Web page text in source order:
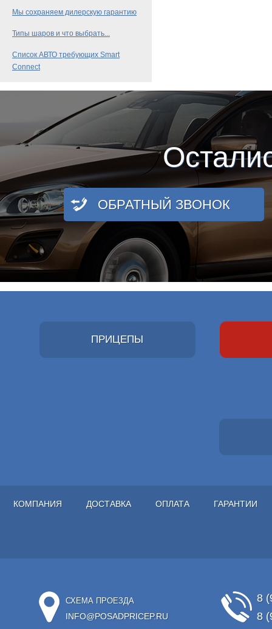
Мы сохраняем дилерскую гарантию
Типы шаров и что выбрать...
Список АВТО требующих Smart
Connect
ОБРАТНЫЙ ЗВОНОК
ПРИЦЕПЫ
КОМПАНИЯ ДОСТАВКА ОПЛАТА ГАРАНТИИ
СХЕМА ПРОЕЗДА
INFO@POSADPRICEP.RU
8
8